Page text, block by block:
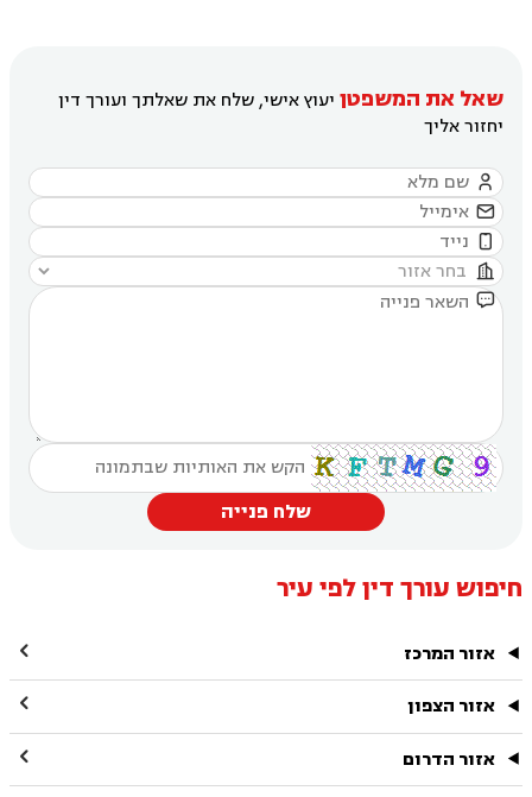
שאל את המשפטן יעוץ אישי, שלח את שאלתך ועורך דין
יחזור אליך





שלח פנייה
חיפוש עורך דין לפי עיר
אזור המרכז 
אזור הצפון 
אזור הדרום 